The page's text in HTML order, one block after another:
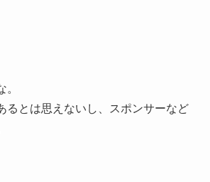
るとは思えないし、スポンサーなど